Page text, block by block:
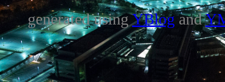
generated usingYBlogand